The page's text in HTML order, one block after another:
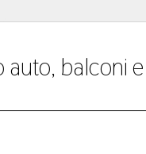
balconi